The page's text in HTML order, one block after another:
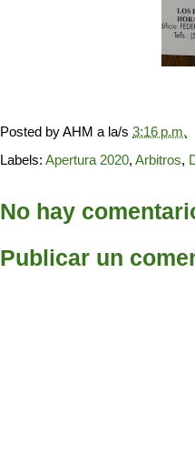
Posted byAHM a la/s 3:16 p.m.
Labels: Apertura 2020, Arbitros,
No hay
Publicar un